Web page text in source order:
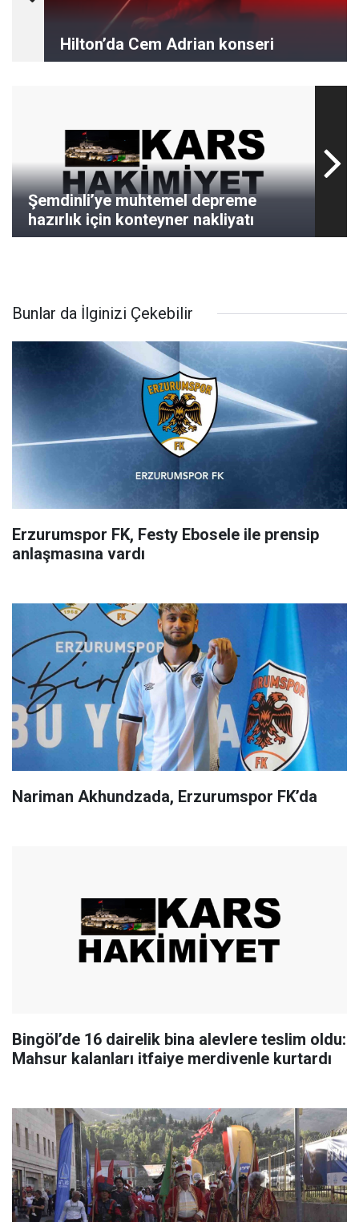
Hilton’da Cem Adrian konseri
Şemdinli’ye muhtemel depreme
hazırlık için konteyner nakliyatı
Bunlar da İlginizi Çekebilir
Erzurumspor FK, Festy Ebosele ile prensip
anlaşmasına vardı
Nariman Akhundzada, Erzurumspor FK’da
Bingöl’de 16 dairelik bina alevlere teslim oldu:
Mahsur kalanları itfaiye merdivenle kurtardı